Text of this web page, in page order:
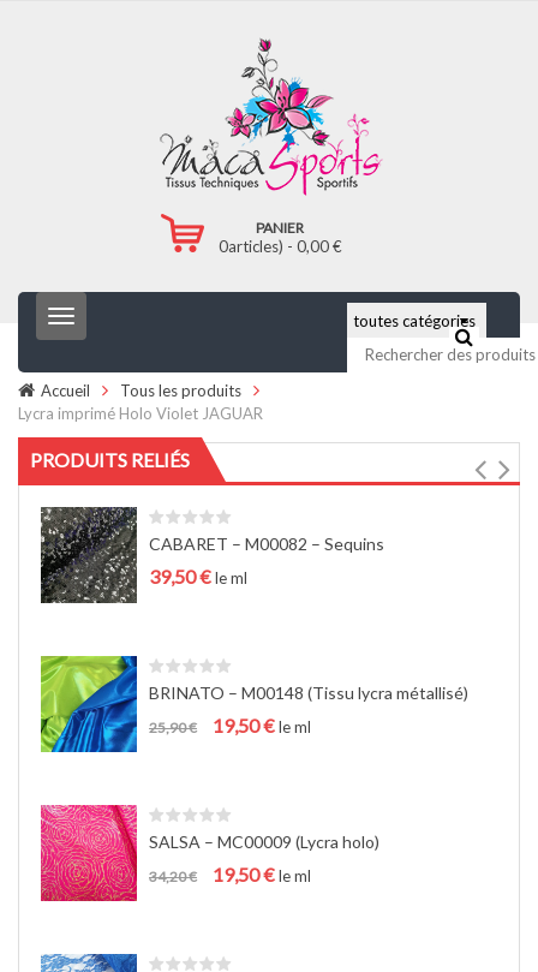
PANIER
0articles) - 0,00€
T
o
l
e
a
v
i
g
a
t
i
Accueil
Tous les produits
Lycra imprimé Holo Violet JAGUAR
PRODUITS RELIÉS
CABARET – M00082 – Sequins
39,50€le ml
BRINATO – M00148 (Tissu lycra métallisé)
25,90€
Le
25,90 €.
19,50€Le
le ml
SALSA – MC00009 (Lycra holo)
34,20€
Le
34,20 €.
19,50€Le
le ml